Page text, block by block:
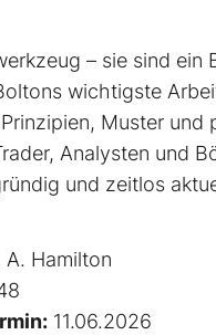
– sie sind
wichtigste
Muster
Analysten und
und zeitlos
A. Hamilton
11.06.2026